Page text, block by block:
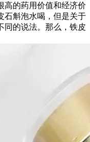
高的药用价值和经济价
石斛泡水喝，但是关于
同的说法。那么，铁皮